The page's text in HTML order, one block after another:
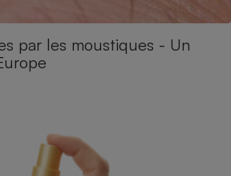
par les moustiques - Un